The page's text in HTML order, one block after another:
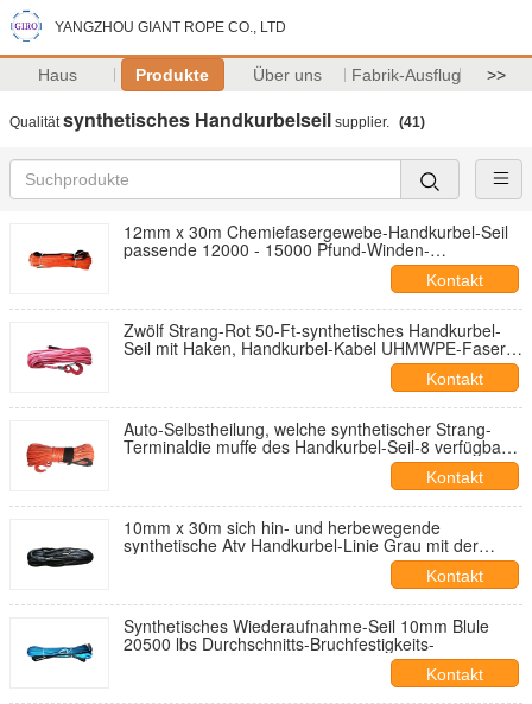
YANGZHOU GIANT ROPE CO., LTD
Haus Produkte Über uns Fabrik-Ausflug >>
Qualitätsynthetisches Handkurbelseil supplier. (41)
12mm x 30m Chemiefasergewebe-Handkurbel-Seil
passende 12000 - 15000 Pfund-Winden-
Kontakt
Zwölf Strang-Rot 50-Ft-synthetisches Handkurbel-
Seil mit Haken, Handkurbel-Kabel UHMWPE-Faser-
Kontakt
Auto-Selbstheilung, welche synthetischer Strang-
Terminaldie muffe des Handkurbel-Seil-8 verfügbar
Kontakt
10mm x 30m sich hin- und herbewegende
synthetische Atv Handkurbel-Linie Grau mit der
Kontakt
Synthetisches Wiederaufnahme-Seil 10mm Blule
20500 lbs Durchschnitts-Bruchfestigkeits-
Kontakt